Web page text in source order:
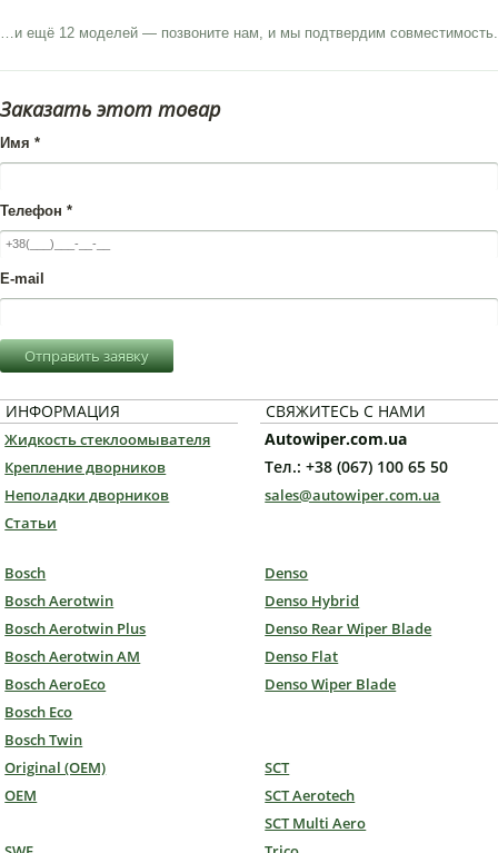
…и ещё 12 моделей — позвоните нам, и мы подтвердим совместимость.
Заказать этот товар
Имя *
Телефон *
E-mail
Отправить заявку
ИНФОРМАЦИЯ
Жидкость стеклоомывателя
Крепление дворников
Неполадки дворников
Статьи
СВЯЖИТЕСЬ С НАМИ
Autowiper.com.ua
Тел.: +38 (067) 100 65 50
sales@autowiper.com.ua
Bosch
Bosch Aerotwin
Bosch Aerotwin Plus
Bosch Aerotwin AM
Bosch AeroEco
Bosch Eco
Bosch Twin
Denso
Denso Hybrid
Denso Rear Wiper Blade
Denso Flat
Denso Wiper Blade
Original (OEM)
OEM
SCT
SCT Aerotech
SCT Multi Aero